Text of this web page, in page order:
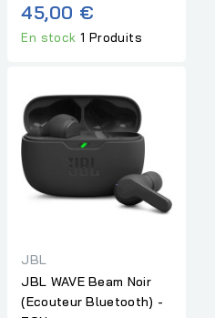
45,00 €
En stock1 Produits
JBL
JBL WAVE Beam Noir
(Ecouteur Bluetooth) -